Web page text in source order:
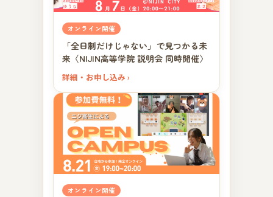
オンライン開催
「全日制だけじゃない」で見つかる未
来〈NIJIN高等学院 説明会 同時開催〉
詳細・お申し込み ›
オンライン開催